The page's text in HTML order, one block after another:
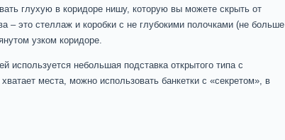
глухую в коридоре нишу, которую вы можете скрыть от
– это стеллаж и коробки с не глубокими полочками (не больше
узком коридоре.
небольшая подставка открытого типа с
места, можно использовать банкетки с «секретом», в